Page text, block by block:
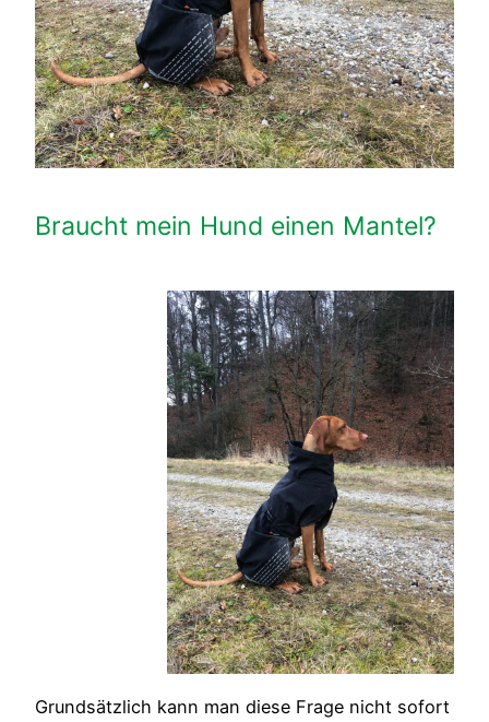
Braucht mein Hund einen Mantel?
Grundsätzlich kann man diese Frage nicht sofort